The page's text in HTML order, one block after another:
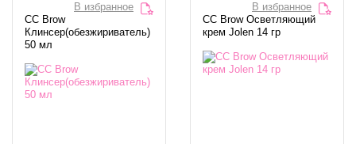
В избранное
CC Brow
Клинсер(обезжириватель)
50 мл
В избранное
CC Brow Осветляющий
крем Jolen 14 гр